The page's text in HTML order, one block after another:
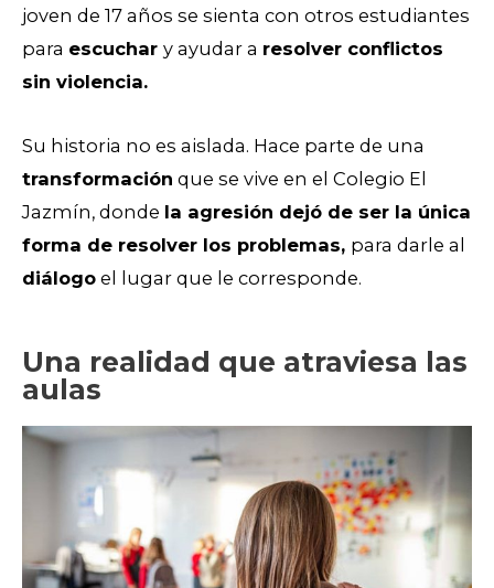
joven de 17 años se sienta con otros estudiantes
para escuchar y ayudar a resolver conflictos
sin violencia.
Su historia no es aislada. Hace parte de una
transformación que se vive en el Colegio El
Jazmín, donde la agresión dejó de ser la única
forma de resolver los problemas, para darle a
diálogo el lugar que le corresponde.
Una realidad que atraviesa las
aulas